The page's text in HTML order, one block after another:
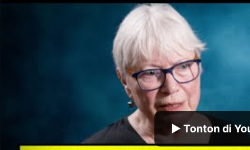
▶ Tonton di